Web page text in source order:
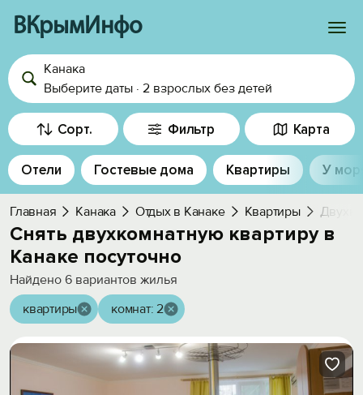
ВКрымИнфо
Войти
Избранное
История просмотра
Добавить свой объект
Канака
Выберите даты · 2 взрослых без детей
Сорт. Фильтр Карта
Отели Гостевые дома Квартиры У
Главная Канака Отдых в Канаке Квартиры
Снять двухкомнатную квартиру в
Канаке посуточно
Найдено 6 вариантов жилья
квартиры
комнат: 2